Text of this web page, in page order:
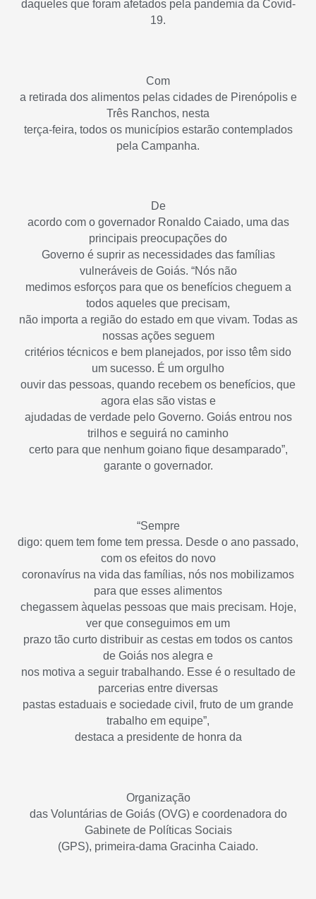
daqueles que foram afetados pela pandemia da Covid-
19.
Com
a retirada dos alimentos pelas cidades de Pirenópolis e
Três Ranchos, nesta
terça-feira, todos os municípios estarão contemplados
pela Campanha.
De
acordo com o governador Ronaldo Caiado, uma das
principais preocupações do
Governo é suprir as necessidades das famílias
vulneráveis de Goiás. “Nós não
medimos esforços para que os benefícios cheguem a
todos aqueles que precisam,
não importa a região do estado em que vivam. Todas as
nossas ações seguem
critérios técnicos e bem planejados, por isso têm sido
um sucesso. É um orgulho
ouvir das pessoas, quando recebem os benefícios, que
agora elas são vistas e
ajudadas de verdade pelo Governo. Goiás entrou nos
trilhos e seguirá no caminho
certo para que nenhum goiano fique desamparado”,
garante o governador.
“Sempre
digo: quem tem fome tem pressa. Desde o ano passado,
com os efeitos do novo
coronavírus na vida das famílias, nós nos mobilizamos
para que esses alimentos
chegassem àquelas pessoas que mais precisam. Hoje,
ver que conseguimos em um
prazo tão curto distribuir as cestas em todos os cantos
de Goiás nos alegra e
nos motiva a seguir trabalhando. Esse é o resultado de
parcerias entre diversas
pastas estaduais e sociedade civil, fruto de um grande
trabalho em equipe”,
destaca a presidente de honra da
Organização
das Voluntárias de Goiás (OVG) e coordenadora do
Gabinete de Políticas Sociais
(GPS), primeira-dama Gracinha Caiado.